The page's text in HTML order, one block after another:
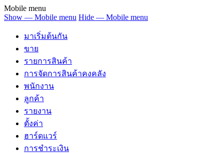
Mobile menu
Show — Mobile menu Hide — Mobile menu
มาเริ่มต้นกัน
ขาย
รายการสินค้า
การจัดการสินค้าคงคลัง
พนักงาน
ลูกค้า
รายงาน
ตั้งค่า
ฮาร์ดแวร์
การชำระเงิน